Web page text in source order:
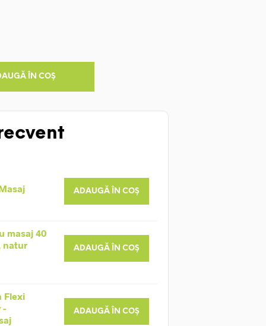
ÎN COȘ
ADAUGĂ ÎN COȘ
masaj 40
natur
ADAUGĂ ÎN COȘ
Flexi
-
ADAUGĂ ÎN COȘ